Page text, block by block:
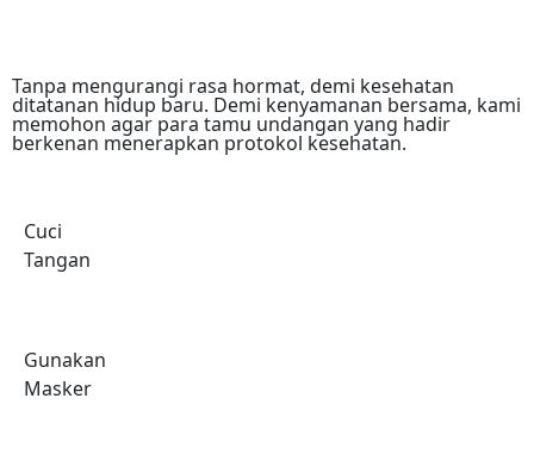
Tanpa mengurangi rasa hormat, demi kesehatan
ditatanan hidup baru. Demi kenyamanan bersama, kami
memohon agar para tamu undangan yang hadir
berkenan menerapkan protokol kesehatan.
Cuci
Tangan
Gunakan
Masker